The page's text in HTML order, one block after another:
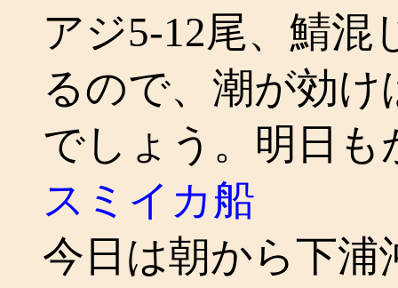
アジ5-12尾、鯖混
るので、潮が効
でしょう。明日
スミイカ船
今日は朝から下浦